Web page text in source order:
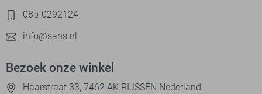
085-0292124
info@sans.nl
Bezoek onze winkel
Haarstraat 33, 7462 AK RIJSSEN Nederland